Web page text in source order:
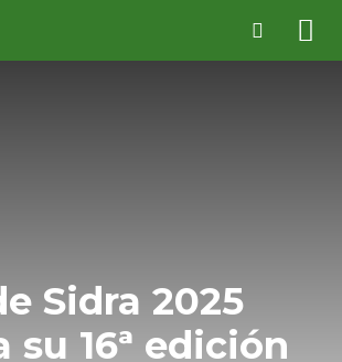
Sidra 2025
su 16ª edición